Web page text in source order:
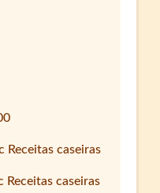
Receitas caseiras
Receitas caseiras